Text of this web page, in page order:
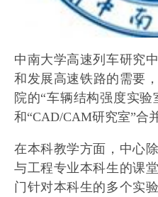
中南大学高速列车研究
和发展高速铁路的需要
院的“车辆结构强度实验
和“CAD/CAM研究室”合
在本科教学方面，中心
与工程专业本科生的课
门针对本科生的多个实